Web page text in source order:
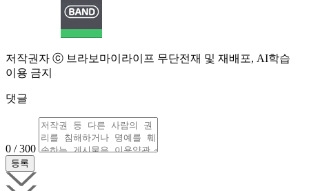
저작권자 ⓒ 브라보마이라이프 무단전재 및 재배포, AI학습
이용 금지
댓글
0 / 300